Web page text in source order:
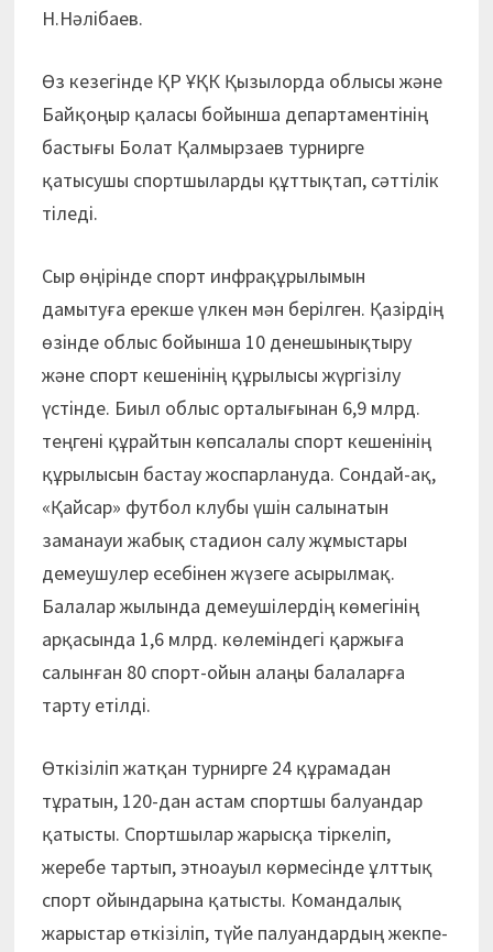
Н.Нәлібаев.
Өз кезегінде ҚР ҰҚК Қызыл­орда облысы және
Байқоңыр қаласы бойынша департаментінің
бастығы Болат Қалмырзаев турнирге
қатысушы спортшыларды құттықтап, сәттілік
тіледі.
Сыр өңірінде спорт инфрақұрылымын
дамытуға ерекше үлкен мән берілген. Қазірдің
өзінде облыс бойынша 10 денешынықтыру
және спорт кешенінің құрылысы жүргізілу
үстінде. Биыл облыс орталығынан 6,9 млрд.
теңгені құрайтын көпсалалы спорт кешенінің
құрылысын бастау жоспарлануда. Сондай-ақ,
«Қайсар» футбол клубы үшін салынатын
заманауи жабық стадион салу жұмыстары
демеушулер есебінен жүзеге асырылмақ.
Балалар жылында демеушілердің көмегінің
арқасында 1,6 млрд. көлеміндегі қаржыға
салынған 80 спорт-ойын алаңы балаларға
тарту етілді.
Өткізіліп жатқан турнирге 24 құрамадан
тұратын, 120-дан астам спортшы балуандар
қатыс­ты. Спортшылар жарысқа тіркеліп,
жеребе тартып, этноауыл көрмесінде ұлттық
спорт ойындарына қатысты. Командалық
жарыс­тар өткізіліп, түйе палуандардың жекпе-